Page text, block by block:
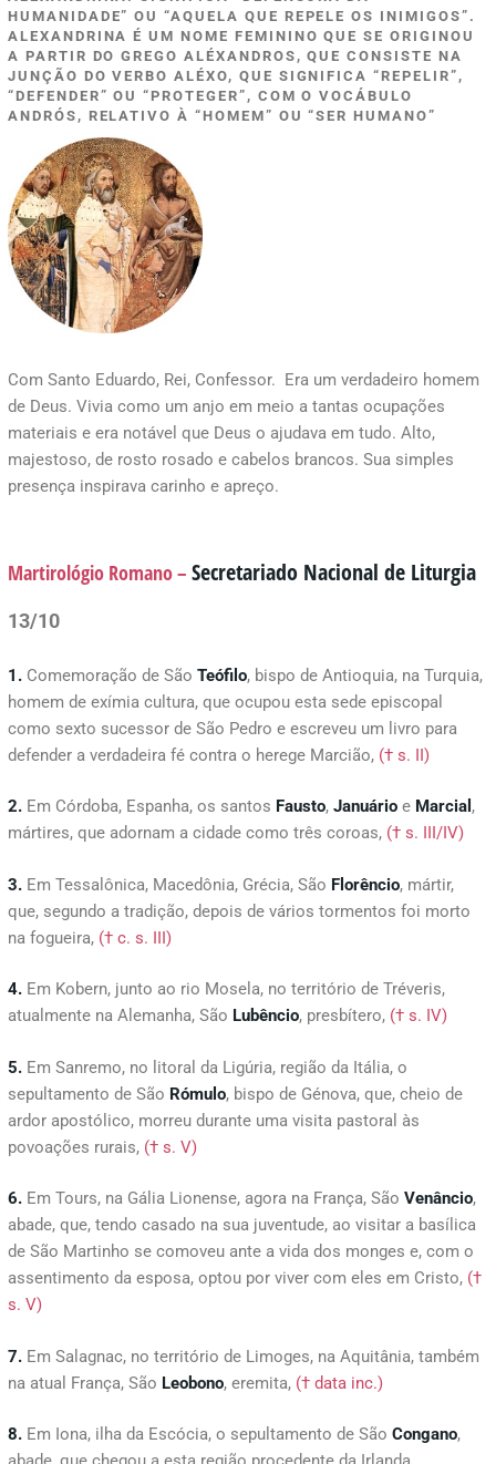
HUMANIDADE” OU “AQUELA QUE REPELE OS INIMIGOS”.
ALEXANDRINA É UM NOME FEMININO QUE SE ORIGINOU
A PARTIR DO GREGO ALÉXANDROS, QUE CONSISTE NA
JUNÇÃO DO VERBO ALÉXO, QUE SIGNIFICA “REPELIR”,
“DEFENDER” OU “PROTEGER”, COM O VOCÁBULO
ANDRÓS, RELATIVO À “HOMEM” OU “SER HUMANO”
Com Santo Eduardo, Rei, Confessor. Era um verdadeiro homem
de Deus. Vivia como um anjo em meio a tantas ocupações
materiais e era notável que Deus o ajudava em tudo. Alto,
majestoso, de rosto rosado e cabelos brancos. Sua simples
presença inspirava carinho e apreço.
Martirológio Romano – Secretariado Nacional de Liturgia
13/10
1. Comemoração de São Teófilo, bispo de Antioquia, na Turquia,
homem de exímia cultura, que ocupou esta sede episcopal
como sexto sucessor de São Pedro e escreveu um livro para
defender a verdadeira fé contra o herege Marcião, († s. II)
2. Em Córdoba, Espanha, os santos Fausto, Januário e Marcial ,
mártires, que adornam a cidade como três coroas, († s. III/IV)
3. Em Tessalônica, Macedônia, Grécia, São Florêncio, mártir,
que, segundo a tradição, depois de vários tormentos foi morto
na fogueira, († c. s. III)
4. Em Kobern, junto ao rio Mosela, no território de Tréveris,
atualmente na Alemanha, São Lubêncio, presbítero, († s. IV)
5. Em Sanremo, no litoral da Ligúria, região da Itália, o
sepultamento de São Rómulo, bispo de Génova, que, cheio de
ardor apostólico, morreu durante uma visita pastoral às
povoações rurais, († s. V)
6. Em Tours, na Gália Lionense, agora na França, São Venâncio,
abade, que, tendo casado na sua juventude, ao visitar a basílica
de São Martinho se comoveu ante a vida dos monges e, com o
assentimento da esposa, optou por viver com eles em Cristo, (†
s. V)
7. Em Salagnac, no território de Limoges, na Aquitânia, também
na atual França, São Leobono, eremita, († data inc.)
8. Em Iona, ilha da Escócia, o sepultamento de São Congano,